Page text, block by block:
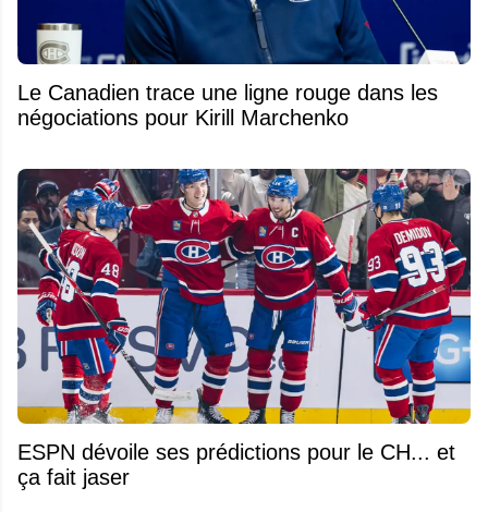
Le Canadien trace une ligne rouge dans les
négociations pour Kirill Marchenko
ESPN dévoile ses prédictions pour le CH... et
ça fait jaser